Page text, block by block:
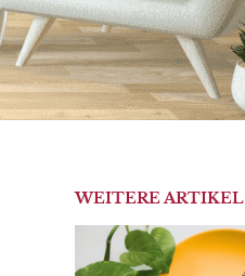
WEITERE ARTIKEL